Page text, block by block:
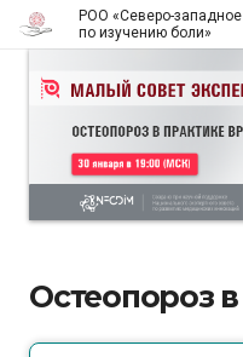
РОО «Северо-
по изучению боли»
Остеопороз